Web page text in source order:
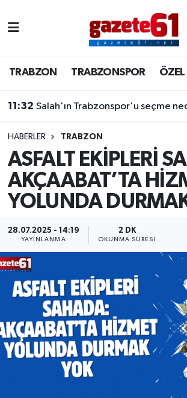
TRABZON TRABZONSPOR ÖZEL
11:32 Salah'ın Trabzonspor'u seçme nedeni ortaya çıktı!
HABERLER TRABZON
ASFALT EKİPLERİ
AKÇAABAT’TA
YOLUNDA
28.07.2025 - 14:19
YAYINLANMA
2 DK
OKUNMA SÜRESI
TRABZONSPOR
ÖZEL HABER
KAYNAR KAZAN
SİYASET
GÜNDEM
Trabzon Nöbetçi Eczaneler
Trabzon Hava Durumu
Trabzon Namaz Vakitleri
Trabzon Trafik Yoğunluk Haritası
Süper Lig Puan Durumu ve
Tüm Manşetler
Son Dakika Haberleri